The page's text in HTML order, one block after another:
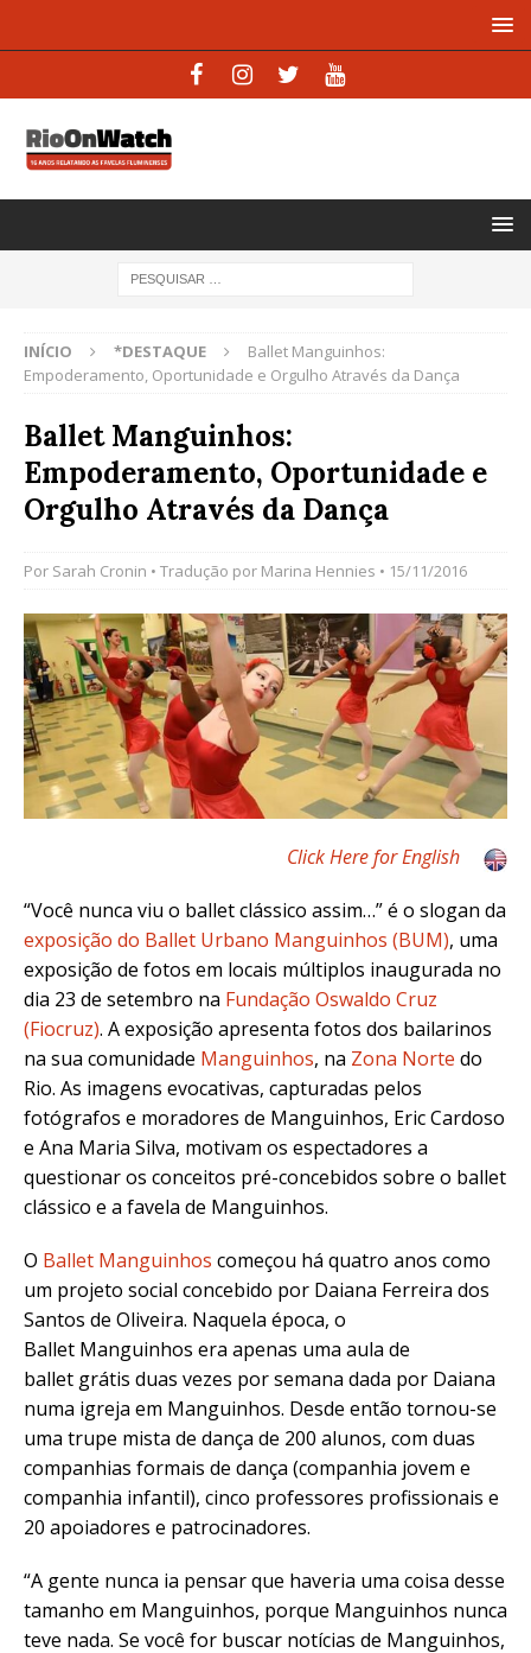
INÍCIO *DESTAQUE
Ballet Manguinhos:
Empoderamento, Oportunidade e Orgulho Através da Dança
Ballet Manguinhos:
Empoderamento, Oportunidade e
Orgulho Através da Dança
Por Sarah Cronin • Tradução por Marina Hennies • 15/11/2016
Click Here for English
“Você nunca viu o ballet clássico assim…” é o slogan da
exposição do Ballet Urbano Manguinhos (BUM), uma
exposição de fotos em locais múltiplos inaugurada no
dia 23 de setembro na Fundação Oswaldo Cruz
(Fiocruz). A exposição apresenta fotos dos bailarinos
na sua comunidade Manguinhos, na Zona Norte do
Rio. As imagens evocativas, capturadas pelos
fotógrafos e moradores de Manguinhos, Eric Cardoso
e Ana Maria Silva, motivam os espectadores a
questionar os conceitos pré-concebidos sobre o ballet
clássico e a favela de Manguinhos.
O Ballet Manguinhos começou há quatro anos como
um projeto social concebido por Daiana Ferreira dos
Santos de Oliveira. Naquela época, o
Ballet Manguinhos era apenas uma aula de
ballet grátis duas vezes por semana dada por Daiana
numa igreja em Manguinhos. Desde então tornou-se
uma trupe mista de dança de 200 alunos, com duas
companhias formais de dança (companhia jovem e
companhia infantil), cinco professores profissionais e
20 apoiadores e patrocinadores.
“A gente nunca ia pensar que haveria uma coisa desse
tamanho em Manguinhos, porque Manguinhos nunca
teve nada. Se você for buscar notícias de Manguinhos,